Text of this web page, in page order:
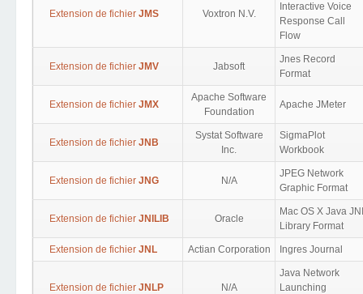
Extension de fichier JMS Voxtron N.V.
Interactive Voice
Response Call
Flow
Extension de fichier JMV Jabsoft
Jnes Record
Format
Extension de fichier JMX
Apache Software
Foundation
Apache JMeter
Extension de fichier JNB
Systat Software
Inc.
SigmaPlot
Workbook
Extension de fichier JNG N/A
JPEG Network
Graphic Format
Extension de fichier JNILIB Oracle
Mac OS X Java JNI
Library Format
Extension de fichier JNL Actian Corporation Ingres Journal
Extension de fichier JNLP N/A
Java Network
Launching